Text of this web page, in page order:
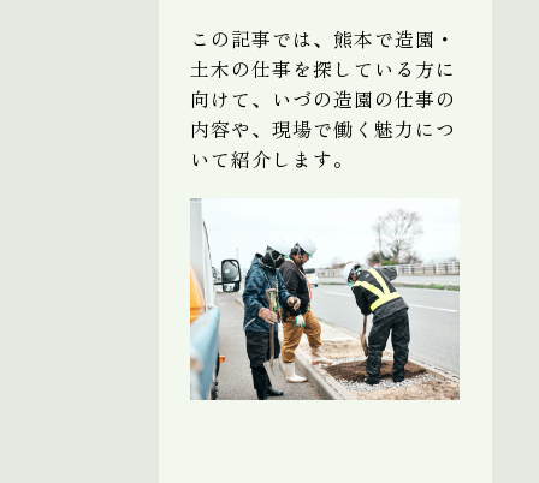
この記事では、熊本で造園・
土木の仕事を探している方に
向けて、いづの造園の仕事の
内容や、現場で働く魅力につ
いて紹介します。